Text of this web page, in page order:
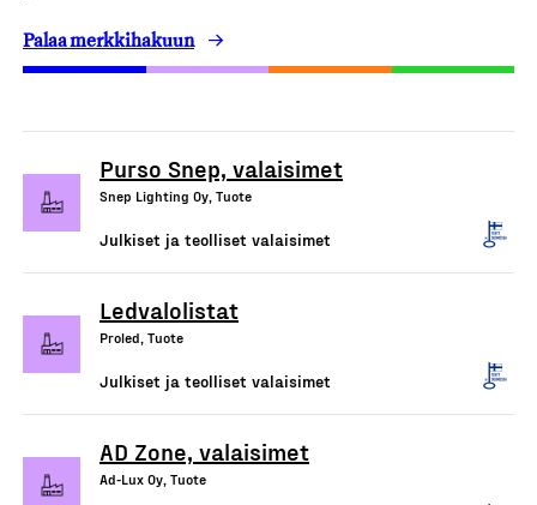
Palaa merkkihakuun
Purso Snep, valaisimet
Snep Lighting Oy, Tuote
Julkiset ja teolliset valaisimet
Ledvalolistat
Proled, Tuote
Julkiset ja teolliset valaisimet
AD Zone, valaisimet
Ad-Lux Oy, Tuote